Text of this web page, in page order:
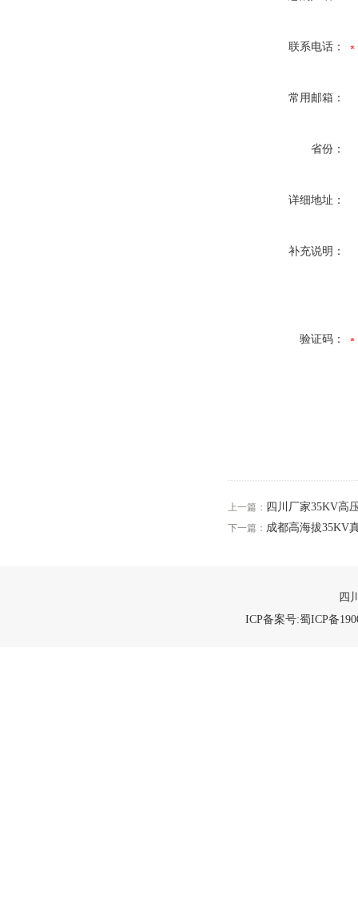
联系电话：
常用邮箱：
省份：
详细地址：
补充说明：
验证码：
上一篇： 四川厂家35KV高
下一篇： 成都高海拔35KV
四
ICP备案号:蜀ICP备